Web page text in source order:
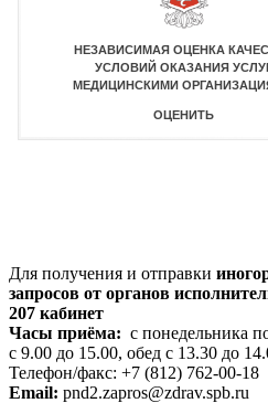
Для получения и отправки
запросов от органов
207 кабинет
Часы приёма: с понедельника
с 9.00 до 15.00, обед с 13.30 до
Телефон/факс: +7 (812) 762-00-18
Email: pnd2.zapros@zdrav.spb.ru